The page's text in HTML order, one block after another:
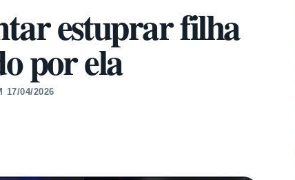
estuprar filha
por ela
17/04/2026